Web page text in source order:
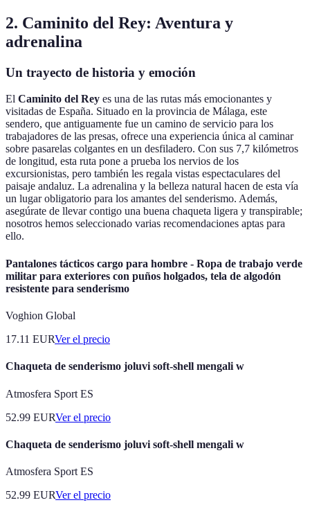
2. Caminito del Rey: Aventura y
adrenalina
Un trayecto de historia y emoción
El Caminito del Rey es una de las rutas más emocionantes y
visitadas de España. Situado en la provincia de Málaga, este
sendero, que antiguamente fue un camino de servicio para los
trabajadores de las presas, ofrece una experiencia única al caminar
sobre pasarelas colgantes en un desfiladero. Con sus 7,7 kilómetros
de longitud, esta ruta pone a prueba los nervios de los
excursionistas, pero también les regala vistas espectaculares del
paisaje andaluz. La adrenalina y la belleza natural hacen de esta vía
un lugar obligatorio para los amantes del senderismo. Además,
asegúrate de llevar contigo una buena chaqueta ligera y transpirable;
nosotros hemos seleccionado varias recomendaciones aptas para
ello.
Pantalones tácticos cargo para hombre - Ropa de trabajo verde
militar para exteriores con puños holgados, tela de algodón
resistente para senderismo
Voghion Global
17.11 EURVer el precio
Chaqueta de senderismo joluvi soft-shell mengali w
Atmosfera Sport ES
52.99 EURVer el precio
Chaqueta de senderismo joluvi soft-shell mengali w
Atmosfera Sport ES
52.99 EURVer el precio